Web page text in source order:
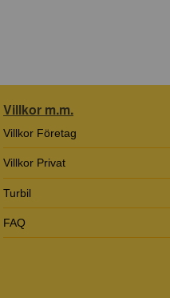
Villkor m.m.
Villkor Företag
Villkor Privat
Turbil
FAQ